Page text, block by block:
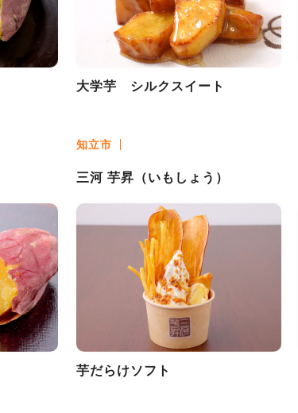
大学芋 シルクスイート
知立市
三河 芋昇（いもしょう）
芋だらけソフト